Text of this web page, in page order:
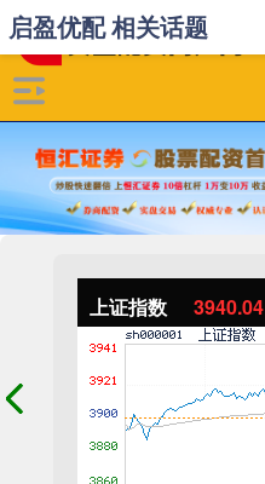
上证指数 3940.04
启盈优配 相关话题